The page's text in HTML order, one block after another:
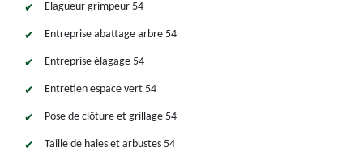
Elagueur grimpeur 54
Entreprise abattage arbre 54
Entreprise élagage 54
Entretien espace vert 54
Pose de clôture et grillage 54
Taille de haies et arbustes 54